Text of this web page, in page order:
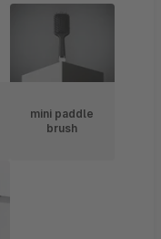
mini paddle
brush